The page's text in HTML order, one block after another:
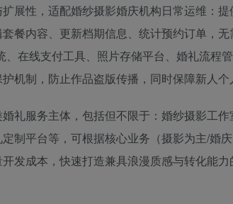
展性，适配婚纱摄影婚庆机构日常运维：
餐内容、更新档期信息、统计预约订单，
、在线支付工具、照片存储平台、婚礼流程
机制，防止作品盗版传播，同时保障新人个
礼服务主体，包括但不限于：婚纱摄影工
制平台等，可根据核心业务（摄影为主/婚
发成本，快速打造兼具浪漫质感与转化能